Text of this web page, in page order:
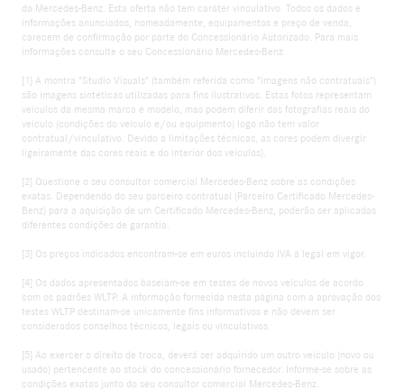
da Mercedes-Benz. Esta oferta não tem caráter vinculativo. Todos os dados e
informações anunciados, nomeadamente, equipamentos e preço de venda,
carecem de confirmação por parte do Concessionário Autorizado. Para mais
informações consulte o seu Concessionário Mercedes-Benz
[1] A montra "Studio Visuals" (também referida como "imagens não contratuais")
são imagens sintéticas utilizadas para fins ilustrativos. Estas fotos representam
veículos da mesma marca e modelo, mas podem diferir das fotografias reais do
veículo (condições do veículo e/ou equipmento) logo não tem valor
contratual/vínculativo. Devido a limitações técnicas, as cores podem divergir
ligeiramente das cores reais e do interior dos veículos).
[2] Questione o seu consultor comercial Mercedes-Benz sobre as condições
exatas. Dependendo do seu parceiro contratual (Parceiro Certificado Mercedes-
Benz) para a aquisição de um Certificado Mercedes-Benz, poderão ser aplicadas
diferentes condições de garantia.
[3] Os preços indicados encontram-se em euros incluindo IVA à legal em vigor.
[4] Os dados apresentados baseiam-se em testes de novos veículos de acordo
com os padrões WLTP. A informação fornecida nesta página com a aprovação dos
testes WLTP destinam-se unicamente fins informativos e não devem ser
considerados conselhos técnicos, legais ou vinculativos.
[5] Ao exercer o direito de troca, deverá ser adquirido um outro veículo (novo ou
usado) pertencente ao stock do concessionário fornecedor. Informe-se sobre as
condições exatas junto do seu consultor comercial Mercedes-Benz.